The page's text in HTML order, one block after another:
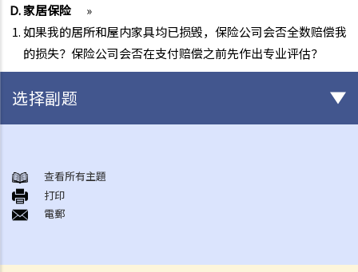
D. 家居保险
»
1. 如果我的居所和屋内家具均已损毁，保险公司会否全数赔偿我
的损失？保险公司会否在支付赔偿之前先作出专业评估？
选择副题
1. 投保人或保单持有人可能没有向保险公司披露所有个人资料。没有这
样的披露会导致索偿被拒绝吗？哪些重要事实必须披露？
2. 除上述问题外，若一些没有披露的资料与该项索偿无关（例如，我因
项索偿吗？
查看所有主題
打印
電郵